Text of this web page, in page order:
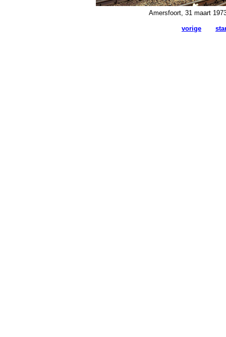
Amersfoort, 31 maart
vorige